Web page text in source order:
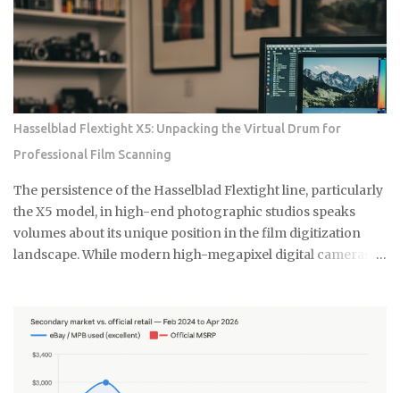
에 식초를 충분히 뿌려주세요. 아끼지 말고 흠뻑 적셔주는 게 포인트
예요. 그리고 15분 정도 기다리면 식초가 곰팡이를 분해하기 시작해
요. 시간이 지나면 칫솔로 살살 문질러주세요. 힘들게 박박 문지를 필
요 없어요. 식초가 이미 곰팡이를 약하게 만들어놨으니까 가볍게 문
질러도...
예요. 처음엔 물이 천천히 내려가다가 어느 날 갑자기 아예 안 내려가
더라고요. 뚫어뻥으로 몇 번 시도해봤는데 소용없었어요. 결국 배관
공한테 연락했더니 면봉이랑 물티슈가 엉켜있었대요. 생각해보면 면
봉뿐만 아니라 이런 것들도 변기에 버리면 안 돼요: 물티슈나 각종 티
슈류 치실이나 이쑤시개 담배꽁초 머리카락 뭉치 콘돔이나 생리대 실
제로 변기에 버리면 안 되는 것들 물티슈는 특히 조심해야 해요. 물에
녹는다고 광고하는 제품도 있지만, 실제로는 잘 안 녹아요. 한 번은 친
구네 집에서 물티슈 때문에 변기가 막혀서 온 가족이 고생한 걸 봤어
요. 라면 국물이나 기름기 있는 음식물도 변기에 버리면 안 돼요. 처음
엔 괜찮은 것 같아도 배관 안에서 굳으면서 점점 좁아지거든요. 특히
겨울에는 기름이 더 빨리 굳어서 문제가 돼요. 제가 배관공한테 들은
얘기로는 이런 것들이 가장 문제래요: 기저귀나 생리대 같은 큰 쓰레
통 하나 놓고 거기에 모았다가 한 번에 버리면 편해요. 저는 이제 화장
실에 작은 쓰레기통을 두고 있어요. 면봉, 화장솜, 머리카락 같은 ...
Hasselblad Flextight X5: Unpacking the Virtual Drum for
Professional Film Scanning
The persistence of the Hasselblad Flextight line, particularly
the X5 model, in high-end photographic studios speaks
volumes about its unique position in the film digitization
landscape. While modern high-megapixel digital cameras
specialized performance required by professionals
working with complex film emulsions, especially highly
dense transparencies. The Essential Difference: Virtual
Drum Scanning Technology The core of this enduring